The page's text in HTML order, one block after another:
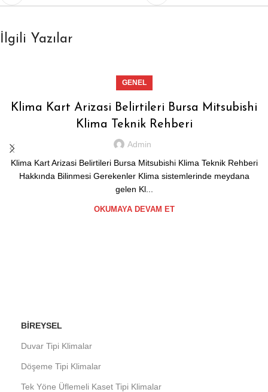
İlgili Yazılar
GENEL
Klima Kart Arizasi Belirtileri Bursa Mitsubishi
Klima Teknik Rehberi
Admin
Klima Kart Arizasi Belirtileri Bursa Mitsubishi Klima Teknik Rehberi
Hakkında Bilinmesi Gerekenler Klima sistemlerinde meydana
gelen Kl...
OKUMAYA DEVAM ET
BIREYSEL
Duvar Tipi Klimalar
Döşeme Tipi Klimalar
Tek Yöne Üflemeli Kaset Tipi Klimalar